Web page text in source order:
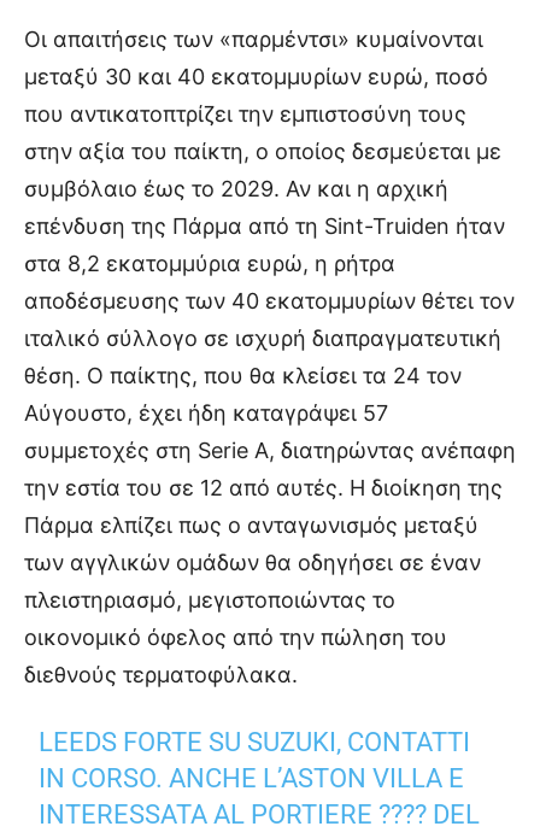
Οι απαιτήσεις των «παρμέντσι» κυμαίνονται
μεταξύ 30 και 40 εκατομμυρίων ευρώ, ποσό
που αντικατοπτρίζει την εμπιστοσύνη τους
στην αξία του παίκτη, ο οποίος δεσμεύεται με
συμβόλαιο έως το 2029. Αν και η αρχική
επένδυση της Πάρμα από τη Sint-Truiden ήταν
στα 8,2 εκατομμύρια ευρώ, η ρήτρα
αποδέσμευσης των 40 εκατομμυρίων θέτει τον
ιταλικό σύλλογο σε ισχυρή διαπραγματευτική
θέση. Ο παίκτης, που θα κλείσει τα 24 τον
Αύγουστο, έχει ήδη καταγράψει 57
συμμετοχές στη Serie A, διατηρώντας ανέπαφη
την εστία του σε 12 από αυτές. Η διοίκηση της
Πάρμα ελπίζει πως ο ανταγωνισμός μεταξύ
των αγγλικών ομάδων θα οδηγήσει σε έναν
πλειστηριασμό, μεγιστοποιώντας το
οικονομικό όφελος από την πώληση του
διεθνούς τερματοφύλακα.
LEEDS FORTE SU SUZUKI, CONTATTI
IN CORSO. ANCHE L’ASTON VILLA E
INTERESSATA AL PORTIERE ???? DEL